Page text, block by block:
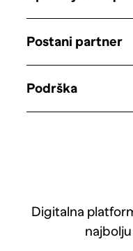
Digitalna
Postani partner
Podrška